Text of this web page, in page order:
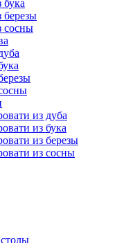
сосны
из дуба
из бука
из березы
из сосны